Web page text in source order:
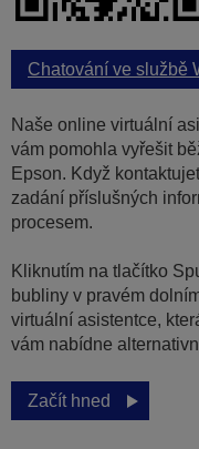
Chatování ve službě
Naše online virtuální
vám pomohla vyřešit
Epson. Když
zadání příslušných
procesem.
Kliknutím na tlačítko
bubliny v pravém
virtuální asistentce,
vám nabídne
Začít hned